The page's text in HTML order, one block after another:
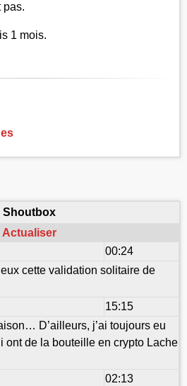
pas.
1 mois.
Shoutbox
Actualiser
00:24
cette validation solitaire de
15:15
D’ailleurs, j’ai toujours eu
ont de la bouteille en crypto Lache
02:13